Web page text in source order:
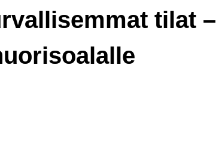
tilat